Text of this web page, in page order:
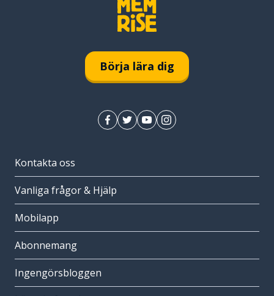
Börja lära dig
Kontakta oss
Vanliga frågor & Hjälp
Mobilapp
Abonnemang
Ingengörsbloggen